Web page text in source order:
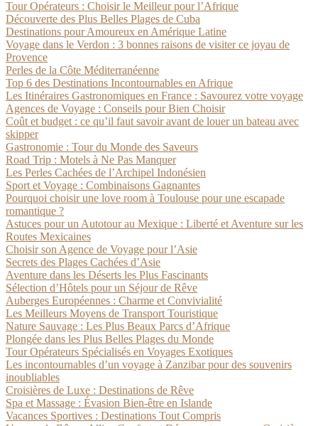
Tour Opérateurs : Choisir le Meilleur pour l’Afrique
Découverte des Plus Belles Plages de Cuba
Destinations pour Amoureux en Amérique Latine
Voyage dans le Verdon : 3 bonnes raisons de visiter ce joyau de
Provence
Perles de la Côte Méditerranéenne
Top 6 des Destinations Incontournables en Afrique
Les Itinéraires Gastronomiques en France : Savourez votre voyage
Agences de Voyage : Conseils pour Bien Choisir
Coût et budget : ce qu’il faut savoir avant de louer un bateau avec
skipper
Gastronomie : Tour du Monde des Saveurs
Road Trip : Motels à Ne Pas Manquer
Les Perles Cachées de l’Archipel Indonésien
Sport et Voyage : Combinaisons Gagnantes
Pourquoi choisir une love room à Toulouse pour une escapade
romantique ?
Astuces pour un Autotour au Mexique : Liberté et Aventure sur les
Routes Mexicaines
Choisir son Agence de Voyage pour l’Asie
Secrets des Plages Cachées d’Asie
Aventure dans les Déserts les Plus Fascinants
Sélection d’Hôtels pour un Séjour de Rêve
Auberges Européennes : Charme et Convivialité
Les Meilleurs Moyens de Transport Touristique
Nature Sauvage : Les Plus Beaux Parcs d’Afrique
Plongée dans les Plus Belles Plages du Monde
Tour Opérateurs Spécialisés en Voyages Exotiques
Les incontournables d’un voyage à Zanzibar pour des souvenirs
inoubliables
Croisières de Luxe : Destinations de Rêve
Spa et Massage : Évasion Bien-être en Islande
Vacances Sportives : Destinations Tout Compris